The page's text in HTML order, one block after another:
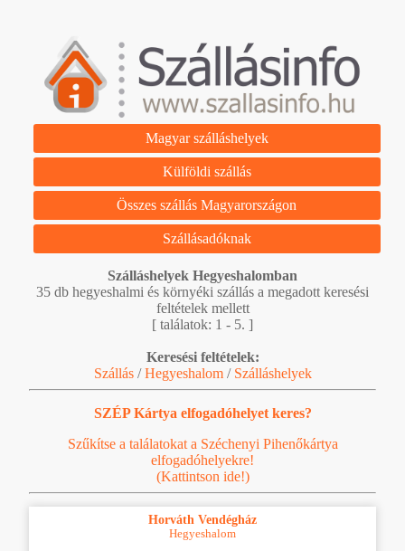
Magyar szálláshelyek
Külföldi szállás
Összes szállás Magyarországon
Szállásadóknak
Szálláshelyek Hegyeshalomban
35 db hegyeshalmi és környéki szállás a megadott keresési
feltételek mellett
[ találatok: 1 - 5. ]
Keresési feltételek:
Szállás/Hegyeshalom/ Szálláshelyek
SZÉP Kártya elfogadóhelyet keres?
Szűkítse a találatokat a Széchenyi Pihenőkártya
elfogadóhelyekre!
(Kattintson ide!)
Horváth Vendégház
Hegyeshalom